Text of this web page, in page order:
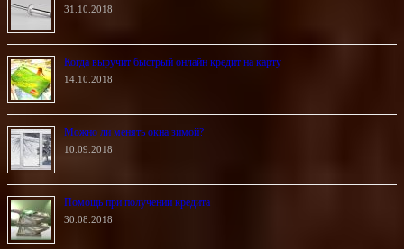
31.10.2018
Когда выручит быстрый онлайн кредит на карту
14.10.2018
Можно ли менять окна зимой?
10.09.2018
Помощь при получении кредита
30.08.2018